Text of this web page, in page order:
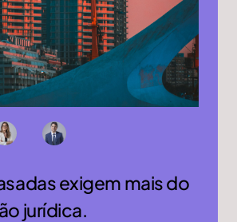
exigem mais do
jurídica.